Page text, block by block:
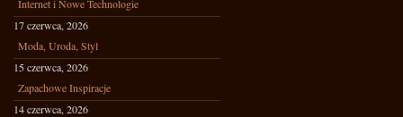
Internet i Nowe Technologie
17 czerwca, 2026
Moda, Uroda, Styl
15 czerwca, 2026
Zapachowe Inspiracje
14 czerwca, 2026